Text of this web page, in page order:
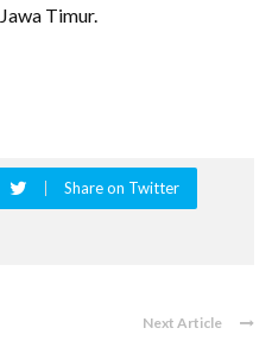
Timur.
Share on Twitter
Next Article